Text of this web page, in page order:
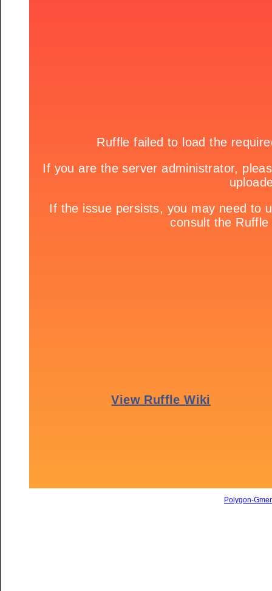
Polygon-